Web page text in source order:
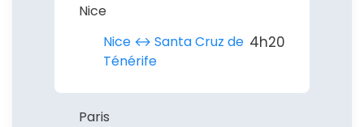
Nice
Nice ↔︎ Santa Cruz de
Ténérife
4h20
Paris